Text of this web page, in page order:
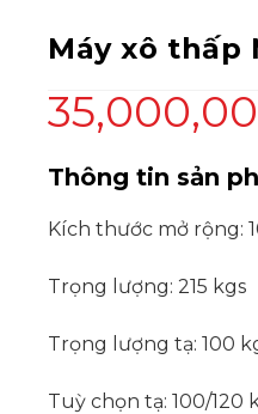
Máy xô thấp
Thông tin sản
Kích thước mở rộng:
Trọng lượng: 215 kgs
Trọng lượng tạ: 100
Tuỳ chọn tạ: 100/120